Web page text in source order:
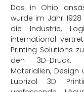
Das in Ohio
wurde im Jahr
die Industrie,
international
Printing Solutions
den 3D-Druck.
Materialien,
Lubrizol 3D